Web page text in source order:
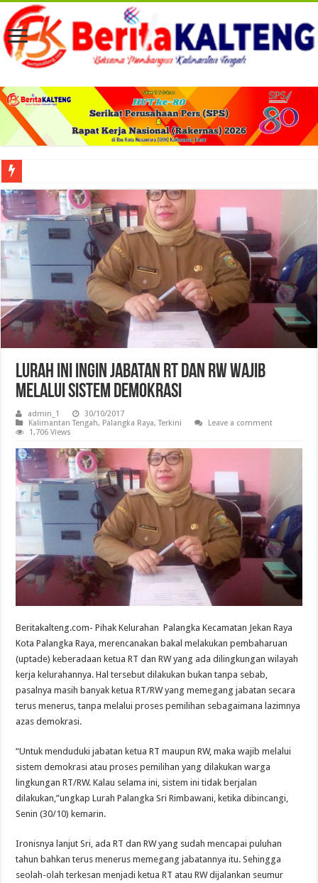
Viral! Selama Dua Bulan Lebih Siltap Serta Tunjangan Pemdes dan BPD di
Lurah Ini Ingin Jabatan RT dan RW Wajib
Melalui Sistem Demokrasi
admin_1
30/10/2017
Kalimantan Tengah, Palangka Raya,Terkini
Leave a comment
1,706 Views
Beritakalteng.com- Pihak Kelurahan Palangka Kecamatan Jekan Raya
Kota Palangka Raya, merencanakan bakal melakukan pembaharuan
(uptade) keberadaan ketua RT dan RW yang ada dilingkungan wilayah
kerja kelurahannya. Hal tersebut dilakukan bukan tanpa sebab,
pasalnya masih banyak ketua RT/RW yang memegang jabatan secara
terus menerus, tanpa melalui proses pemilihan sebagaimana lazimnya
azas demokrasi.
“Untuk menduduki jabatan ketua RT maupun RW, maka wajib melalui
sistem demokrasi atau proses pemilihan yang dilakukan warga
lingkungan RT/RW. Kalau selama ini, sistem ini tidak berjalan
dilakukan,”ungkap Lurah Palangka Sri Rimbawani, ketika dibincangi,
Senin (30/10) kemarin.
Ironisnya lanjut Sri, ada RT dan RW yang sudah mencapai puluhan
tahun bahkan terus menerus memegang jabatannya itu. Sehingga
seolah-olah terkesan menjadi ketua RT atau RW dijalankan seumur